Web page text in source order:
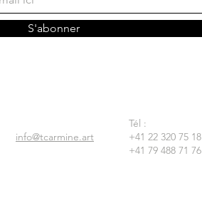
S'abonner
Tél :
+41 22 320 75 18
+41 79 488 71 76
info@tcarmine.art